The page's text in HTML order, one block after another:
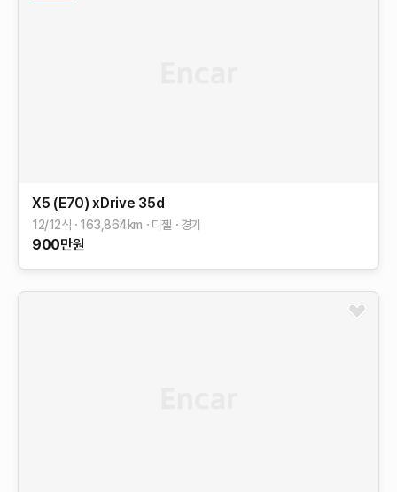
X5 (E70) xDrive 35d
12/12식 163,864km 디젤 경기
900만원